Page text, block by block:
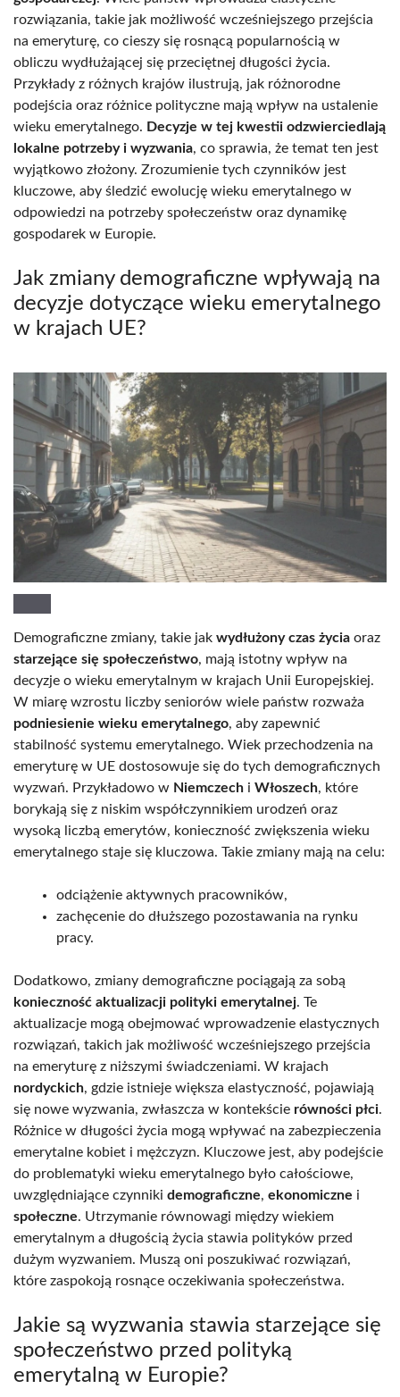
rozwiązania, takie jak możliwość wcześniejszego przejścia
na emeryturę, co cieszy się rosnącą popularnością w
obliczu wydłużającej się przeciętnej długości życia.
Przykłady z różnych krajów ilustrują, jak różnorodne
podejścia oraz różnice polityczne mają wpływ na ustalenie
wieku emerytalnego. Decyzje w tej kwestii odzwierciedlają
lokalne potrzeby i wyzwania, co sprawia, że temat ten jest
wyjątkowo złożony. Zrozumienie tych czynników jest
kluczowe, aby śledzić ewolucję wieku emerytalnego w
odpowiedzi na potrzeby społeczeństw oraz dynamikę
gospodarek w Europie.
Jak zmiany demograficzne wpływają na
decyzje dotyczące wieku emerytalnego
w krajach UE?
Demograficzne zmiany, takie jak wydłużony czas życia oraz
starzejące się społeczeństwo, mają istotny wpływ na
decyzje o wieku emerytalnym w krajach Unii Europejskiej.
W miarę wzrostu liczby seniorów wiele państw rozważa
podniesienie wieku emerytalnego, aby zapewnić
stabilność systemu emerytalnego. Wiek przechodzenia na
emeryturę w UE dostosowuje się do tych demograficznych
wyzwań. Przykładowo w Niemczech i Włoszech, które
borykają się z niskim współczynnikiem urodzeń oraz
wysoką liczbą emerytów, konieczność zwiększenia wieku
emerytalnego staje się kluczowa. Takie zmiany mają na celu:
odciążenie aktywnych pracowników,
zachęcenie do dłuższego pozostawania na rynku
pracy.
Dodatkowo, zmiany demograficzne pociągają za sobą
konieczność aktualizacji polityki emerytalnej. Te
aktualizacje mogą obejmować wprowadzenie elastycznych
rozwiązań, takich jak możliwość wcześniejszego przejścia
na emeryturę z niższymi świadczeniami. W krajach
nordyckich, gdzie istnieje większa elastyczność, pojawiają
się nowe wyzwania, zwłaszcza w kontekście równości płci.
Różnice w długości życia mogą wpływać na zabezpieczenia
emerytalne kobiet i mężczyzn. Kluczowe jest, aby podejście
do problematyki wieku emerytalnego było całościowe,
uwzględniające czynniki demograficzne, ekonomiczne i
społeczne. Utrzymanie równowagi między wiekiem
emerytalnym a długością życia stawia polityków przed
dużym wyzwaniem. Muszą oni poszukiwać rozwiązań,
które zaspokoją rosnące oczekiwania społeczeństwa.
Jakie są wyzwania stawia starzejące się
społeczeństwo przed polityką
emerytalną w Europie?